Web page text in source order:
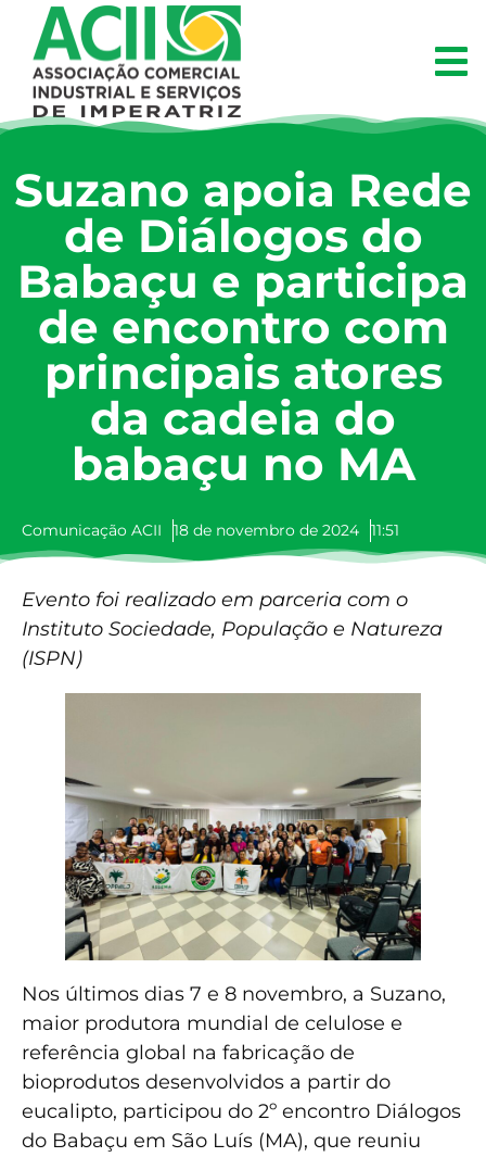
Suzano apoia Rede
de Diálogos do
Babaçu e participa
de encontro com
principais atores
da cadeia do
babaçu no MA
Comunicação ACII 18 de novembro de 2024 11:51
Evento foi realizado em parceria com o
Instituto Sociedade, População e Natureza
(ISPN)
Nos últimos dias 7 e 8 novembro, a Suzano,
maior produtora mundial de celulose e
referência global na fabricação de
bioprodutos desenvolvidos a partir do
eucalipto, participou do 2º encontro Diálogos
do Babaçu em São Luís (MA), que reuniu